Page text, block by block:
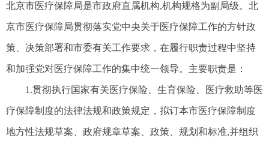
北京市医疗保障局是市政府直属机构,机构规格为副局级。北
京市医疗保障局贯彻落实党中央关于医疗保障工作的方针政
策、决策部署和市委有关工作要求，在履行职责过程中坚持
和加强党对医疗保障工作的集中统一领导。主要职责是：
1.贯彻执行国家有关医疗保险、生育保险、医疗救助等医
疗保障制度的法律法规和政策规定，拟订本市医疗保障制度
地方性法规草案、政府规章草案、政策、规划和标准,并组织